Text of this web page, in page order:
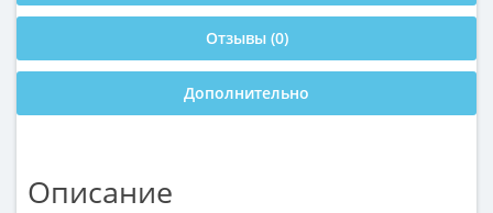
Отзывы (0)
Дополнительно
Описание